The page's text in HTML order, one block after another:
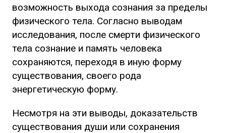
возможность выхода сознания за пределы
физического тела. Согласно выводам
исследования, после смерти физического
тела сознание и память человека
сохраняются, переходя в иную форму
существования, своего рода
энергетическую форму.
Несмотря на эти выводы, доказательств
существования души или сохранения